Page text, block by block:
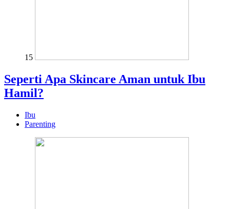
15
Seperti Apa Skincare Aman untuk Ibu
Hamil?
Ibu
Parenting